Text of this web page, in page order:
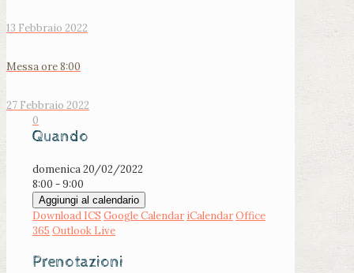
13 Febbraio 2022
Messa ore 8:00
27 Febbraio 2022
0
Quando
domenica 20/02/2022
8:00 - 9:00
Aggiungi al calendario
Download ICS Google Calendar iCalendarOffice
365 Outlook Live
Prenotazioni